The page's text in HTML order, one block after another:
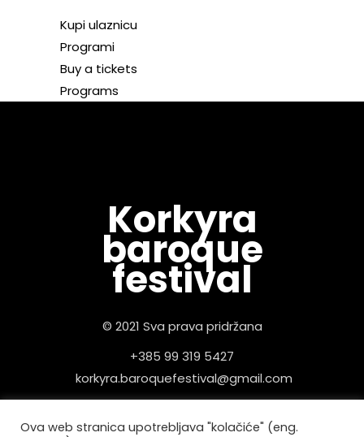
Kupi ulaznicu
Programi
Buy a tickets
Programs
Korkyra
baroque
festival
© 2021 Sva prava pridržana
+385 99 319 5427
korkyra.baroquefestival@gmail.com
Pravila privatnosti
Ova web stranica upotrebljava "kolačiće" (eng.